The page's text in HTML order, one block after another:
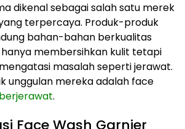
dikenal sebagai salah satu merek
terpercaya. Produk-produk
bahan-bahan berkualitas
membersihkan kulit tetapi
masalah seperti jerawat.
unggulan mereka adalah face
.
Face Wash Garnier